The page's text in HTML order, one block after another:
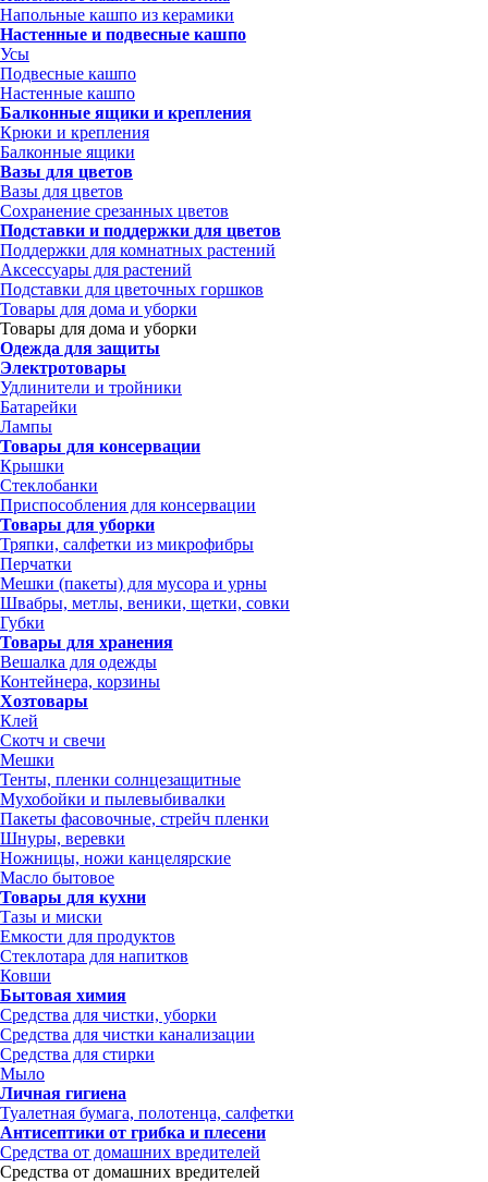
Напольные кашпо из керамики
Настенные и подвесные кашпо
Усы
Подвесные кашпо
Настенные кашпо
Балконные ящики и крепления
Крюки и крепления
Балконные ящики
Вазы для цветов
Вазы для цветов
Сохранение срезанных цветов
Подставки и поддержки для цветов
Поддержки для комнатных растений
Аксессуары для растений
Подставки для цветочных горшков
Товары для дома и уборки
Товары для дома и уборки
Одежда для защиты
Электротовары
Удлинители и тройники
Батарейки
Лампы
Товары для консервации
Крышки
Стеклобанки
Приспособления для консервации
Товары для уборки
Тряпки, салфетки из микрофибры
Перчатки
Мешки (пакеты) для мусора и урны
Швабры, метлы, веники, щетки, совки
Губки
Товары для хранения
Вешалка для одежды
Контейнера, корзины
Хозтовары
Клей
Скотч и свечи
Мешки
Тенты, пленки солнцезащитные
Мухобойки и пылевыбивалки
Пакеты фасовочные, стрейч пленки
Шнуры, веревки
Ножницы, ножи канцелярские
Масло бытовое
Товары для кухни
Тазы и миски
Емкости для продуктов
Стеклотара для напитков
Ковши
Бытовая химия
Средства для чистки, уборки
Средства для чистки канализации
Средства для стирки
Мыло
Личная гигиена
Туалетная бумага, полотенца, салфетки
Антисептики от грибка и плесени
Средства от домашних вредителей
Средства от домашних вредителей